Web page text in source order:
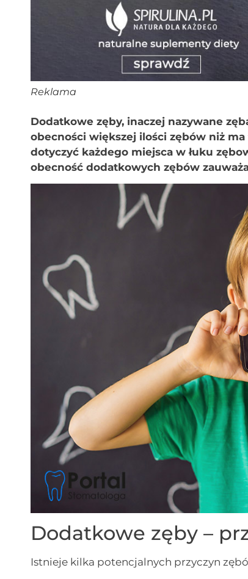
Reklama
Dodatkowe zęby, inaczej nazywane
obecności większej ilości zębów niż
dotyczyć każdego miejsca w łuku
obecność dodatkowych zębów
Dodatkowe zęby –
Istnieje kilka potencjalnych przyczyn